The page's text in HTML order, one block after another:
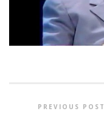
PREVIOUS POST